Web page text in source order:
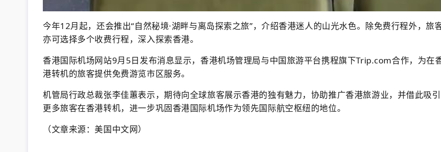
今年12月起，还会推出“自然秘境·湖畔与离岛探索之旅”，介绍香港迷人的山光水色。除免费行程外，旅
亦可选择多个收费行程，深入探索香港。
香港国际机场网站9月5日发布消息显示，香港机场管理局与中国旅游平台携程旗下Trip.com合作，为在
港转机的旅客提供免费游览市区服务。
机管局行政总裁张李佳蕙表示，期待向全球旅客展示香港的独有魅力，协助推广香港旅游业，并借此吸引
更多旅客在香港转机，进一步巩固香港国际机场作为领先国际航空枢纽的地位。
（文章来源：美国中文网）